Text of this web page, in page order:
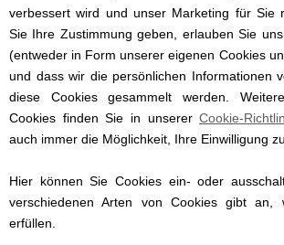
verbessert wird und unser Marketing für Sie
Sie Ihre Zustimmung geben, erlauben Sie
(entweder in Form unserer eigenen Cookies
und dass wir die persönlichen Informationen
diese Cookies gesammelt werden.
Cookies finden Sie in unsererCookie-
auch immer die Möglichkeit, Ihre Einwilligung
Hier können Sie Cookies ein- oder
verschiedenen Arten von Cookies gibt an,
erfüllen.